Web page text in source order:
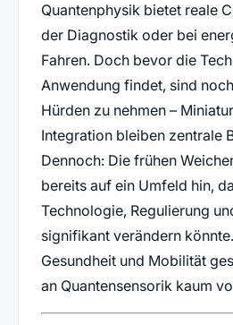
Quantenphysik bietet reale
der Diagnostik oder bei
Fahren. Doch bevor die
Anwendung findet, sind
Hürden zu nehmen –
Integration bleiben zentrale
Dennoch: Die frühen
bereits auf ein Umfeld hin,
Technologie, Regulierung
signifikant verändern
Gesundheit und Mobilität
an Quantensensorik kaum